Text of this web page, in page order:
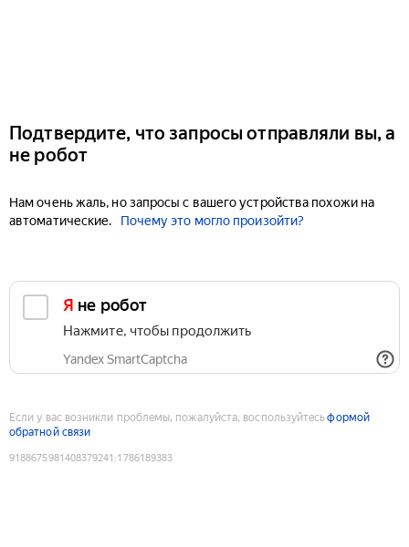
Подтвердите, что запросы отправляли вы, а
не робот
Нам очень жаль, но запросы с вашего устройства похожи на
автоматические.
Почему это могло произойти?
Я не робот
Нажмите, чтобы продолжить
Yandex SmartCaptcha
Если у вас возникли проблемы, пожалуйста, воспользуйтесьформой
обратной связи
9188675981408379241 :1786189383